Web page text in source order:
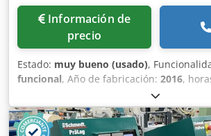
Información de
precio
Estado: muy bueno (usado),
funcional, Año de fabricación: 2016,
, * 11.500
operativo: 15.700 kg * Potencia del
Roadliner Dedpfx Acjy Rm H Eoiekr *